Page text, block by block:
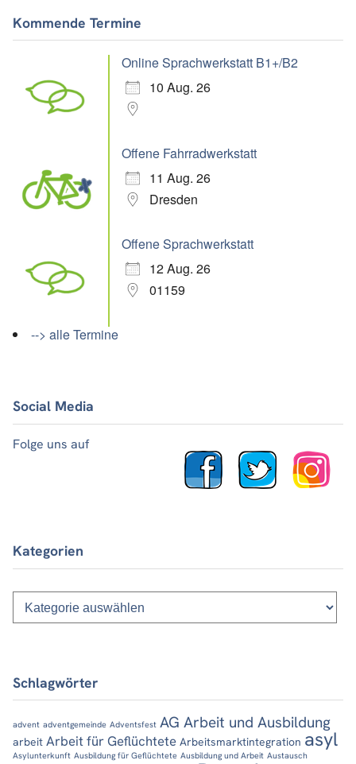
Kommende Termine
Online Sprachwerkstatt B1+/B2
10 Aug. 26
Offene Fahrradwerkstatt
11 Aug. 26
Dresden
Offene Sprachwerkstatt
12 Aug. 26
01159
--> alle Termine
Social Media
Folge uns auf
Kategorien
Kategorien
Schlagwörter
advent adventgemeinde Adventsfest AG Arbeit und Ausbildung
arbeit Arbeit für Geflüchtete Arbeitsmarktintegration asyl
Asylunterkunft Ausbildung für Geflüchtete Ausbildung und Arbeit Austausch